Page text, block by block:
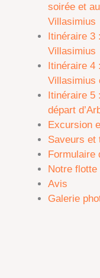
soirée et
Villasimius
Itinéraire 3 :
Villasimius
Itinéraire 4
Villasimius
Itinéraire 5
départ
Excursion
Saveurs et
Formulaire
Notre flotte
Avis
Galerie